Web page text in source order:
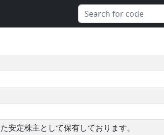
安定株主として保有しております。